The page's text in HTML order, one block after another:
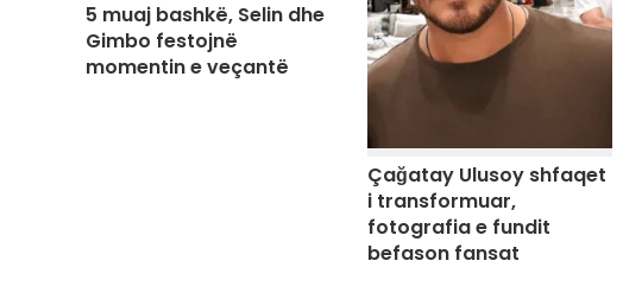
5 muaj bashkë, Selin dhe
Gimbo festojnë
momentin e veçantë
Çağatay Ulusoy shfaqet
i transformuar,
fotografia e fundit
befason fansat